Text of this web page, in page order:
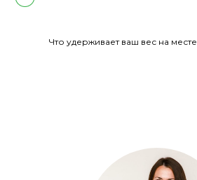
Что удерживает ваш вес на месте